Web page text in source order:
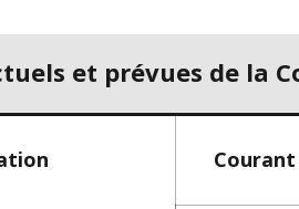
et prévues de la
Courant